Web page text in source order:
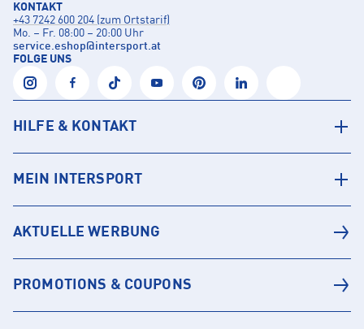
KONTAKT
+43 7242 600 204 (zum Ortstarif)
Mo. – Fr. 08:00 – 20:00 Uhr
service.eshop@intersport.at
FOLGE UNS
HILFE & KONTAKT
MEIN INTERSPORT
AKTUELLE WERBUNG
PROMOTIONS & COUPONS